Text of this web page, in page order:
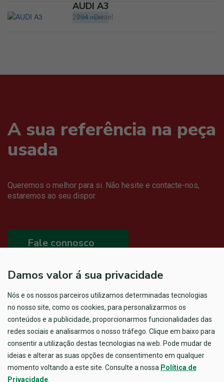
Para peças
AUDI A3
2004 - Diesel
A sua referência na peça
usada
Queremos o melhor para si. Não hesite e contacte-nos,
estaremos ao seu dispor.
Fale connosco
Damos valor á sua privacidade
Nós e os nossos parceiros utilizamos determinadas tecnologias
no nosso site, como os cookies, para personalizarmos os
conteúdos e a publicidade, proporcionarmos funcionalidades das
redes sociais e analisarmos o nosso tráfego. Clique em baixo para
consentir a utilização destas tecnologias na web. Pode mudar de
ideias e alterar as suas opções de consentimento em qualquer
momento voltando a este site. Consulte a nossa Política de
Privacidade